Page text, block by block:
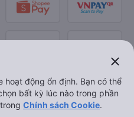
close
hoạt động ổn định. Bạn có thể
bất kỳ lúc nào trong phần
Chính sách Cookie.